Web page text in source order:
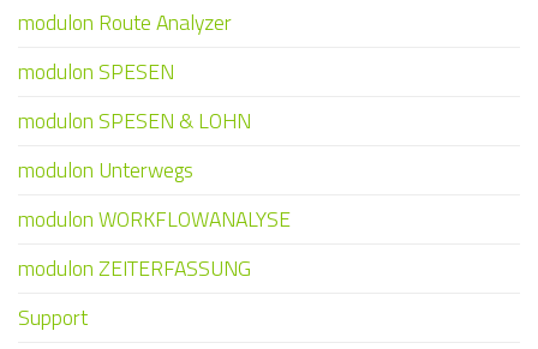
modulon Route Analyzer
modulon SPESEN
modulon SPESEN & LOHN
modulon Unterwegs
modulon WORKFLOWANALYSE
modulon ZEITERFASSUNG
Support